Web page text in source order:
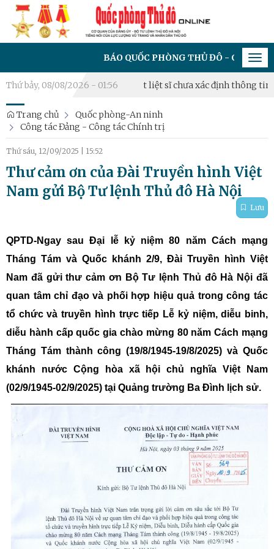
BÁO QUỐC PHÒNG THỦ ĐÔ - CƠ QUAN CỦA
Thứ bảy, 08/08/2026 - 01:56
Triển khai lấy mẫu hài cốt liệt sĩ chưa xác định thông tin tại
Trang chủ
Quốc phòng-An ninh
Công tác Đảng - Công tác Chính trị
Thứ sáu, 12/09/2025 15:52
Thư cảm ơn của Đài Truyền hình Việt
Nam gửi Bộ Tư lệnh Thủ đô Hà Nội
Lưu
QPTD-Ngay sau Đại lễ kỷ niệm 80 năm Cách mạng
Tháng Tám và Quốc khánh 2/9, Đài Truyền hình Việt
Nam đã gửi thư cảm ơn Bộ Tư lệnh Thủ đô Hà Nội đã
quan tâm chỉ đạo và phối hợp hiệu quả trong công tác
tổ chức và truyền hình trực tiếp Lễ kỷ niệm, diễu binh,
diễu hành cấp quốc gia chào mừng 80 năm Cách mạng
Tháng Tám thành công (19/8/1945-19/8/2025) và Quốc
khánh nước Cộng hòa xã hội chủ nghĩa Việt Nam
(02/9/1945-02/9/2025) tại Quảng trường Ba Đình lịch sử.